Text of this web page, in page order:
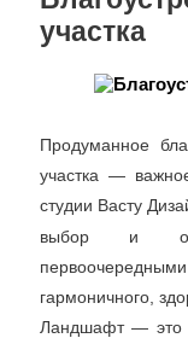
участка
Продуманное
участка —
студии Васту
выбор и
гармоничного,
Ландшафт — это